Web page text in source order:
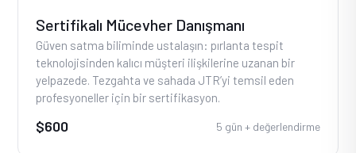
Sertifikalı Mücevher Danışmanı
Güven satma biliminde ustalaşın: pırlanta tespit
teknolojisinden kalıcı müşteri ilişkilerine uzanan bir
yelpazede. Tezgahta ve sahada JTR’yi temsil eden
profesyoneller için bir sertifikasyon.
$600 5 gün + değerlendirme